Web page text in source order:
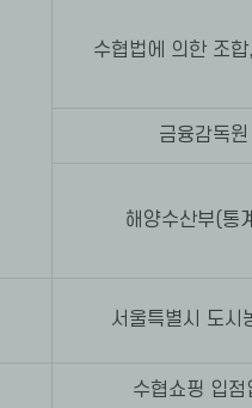
수협법에 의한 조
금융감독
해양수산부(통
서울특별시 도시
수협쇼핑 입점